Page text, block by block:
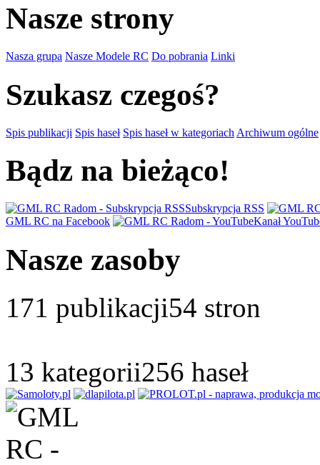
Nasze strony
Nasza grupa Nasze Modele RC Do pobrania Linki
Szukasz czegoś?
Spis publikacji Spis haseł Spis haseł w kategoriach Archiwum ogólne
Bądz na bieżąco!
Subskrypcja RSS
GML RC na Facebook
Kanał
Nasze zasoby
171 publikacji54 stron
13 kategorii256 haseł